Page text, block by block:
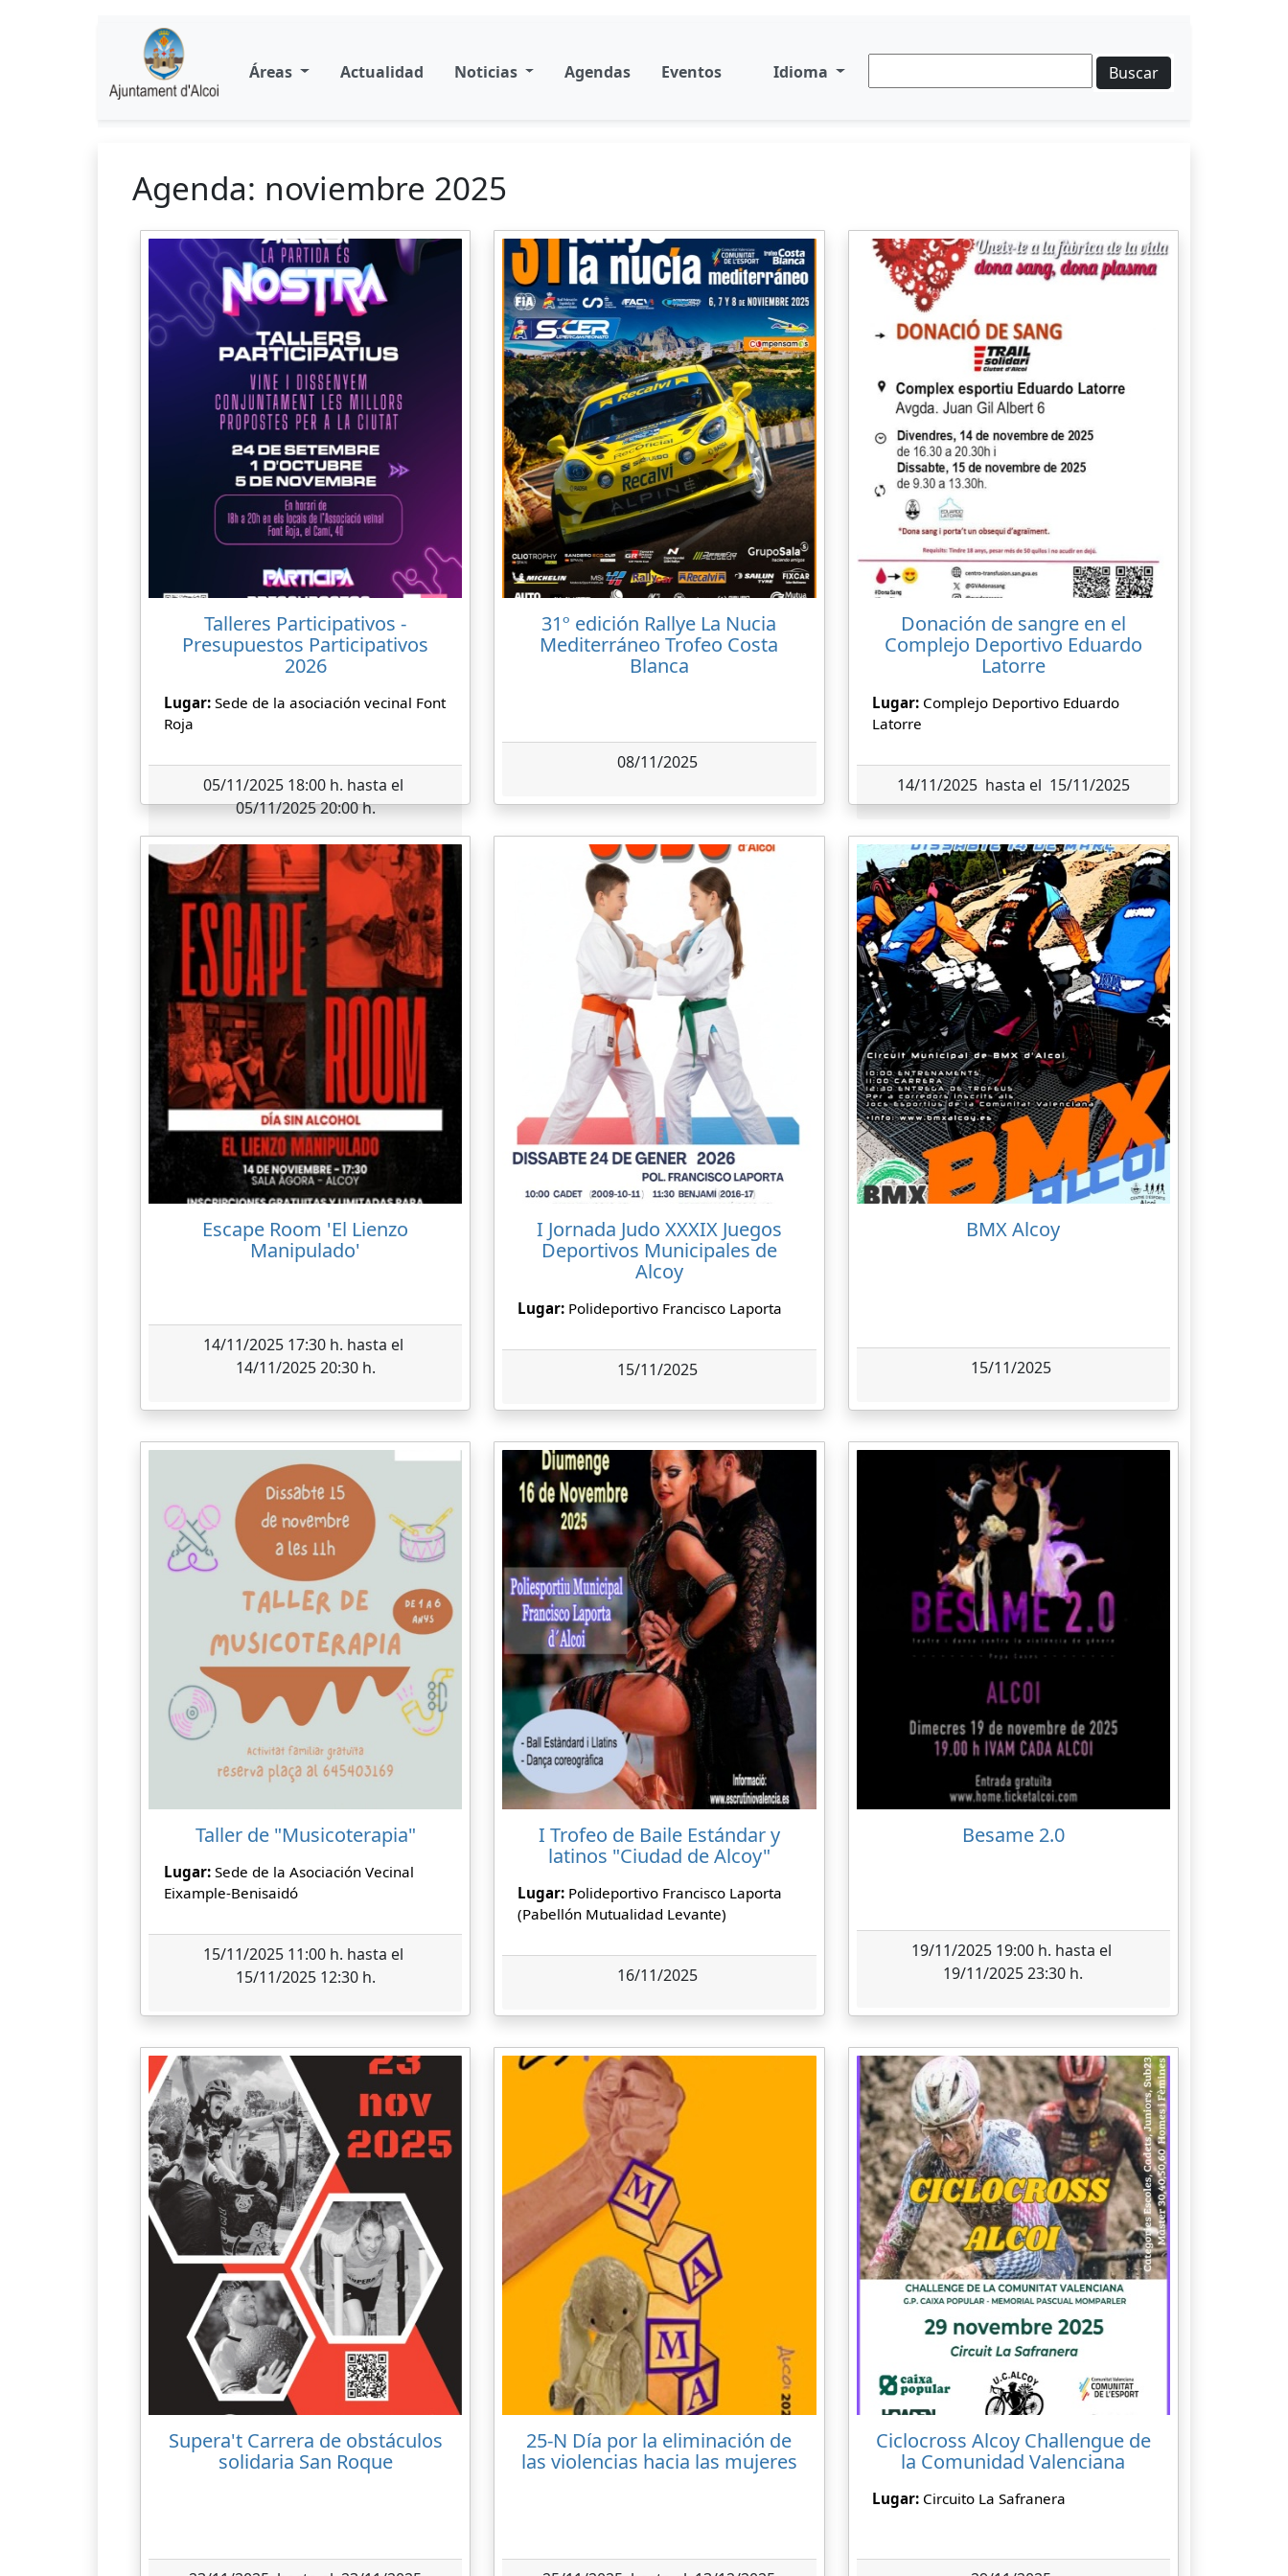
Áreas Actualidad Noticias Agendas Eventos Idioma Buscar
Agenda: noviembre 2025
Talleres Participativos -
Presupuestos Participativos
2026
Lugar: Sede de la asociación vecinal Font
Roja
05/11/2025 18:00 h. hasta el
05/11/2025 20:00 h.
31º edición Rallye La Nucia
Mediterráneo Trofeo Costa
Blanca
08/11/2025
Donación de sangre en el
Complejo Deportivo Eduardo
Latorre
Lugar: Complejo Deportivo Eduardo
Latorre
14/11/2025 hasta el 15/11/2025
Escape Room 'El Lienzo
Manipulado'
14/11/2025 17:30 h. hasta el
14/11/2025 20:30 h.
I Jornada Judo XXXIX Juegos
Deportivos Municipales de
Alcoy
Lugar: Polideportivo Francisco Laporta
15/11/2025
BMX Alcoy
15/11/2025
Taller de "Musicoterapia"
Lugar: Sede de la Asociación Vecinal
Eixample-Benisaidó
15/11/2025 11:00 h. hasta el
15/11/2025 12:30 h.
I Trofeo de Baile Estándar y
latinos "Ciudad de Alcoy"
Lugar: Polideportivo Francisco Laporta
(Pabellón Mutualidad Levante)
16/11/2025
Besame 2.0
19/11/2025 19:00 h. hasta el
19/11/2025 23:30 h.
Supera't Carrera de obstáculos
solidaria San Roque
25-N Día por la eliminación de
las violencias hacia las mujeres
Ciclocross Alcoy Challengue de
la Comunidad Valenciana
Lugar: Circuito La Safranera